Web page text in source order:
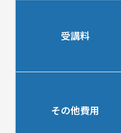
受講料
その他費用